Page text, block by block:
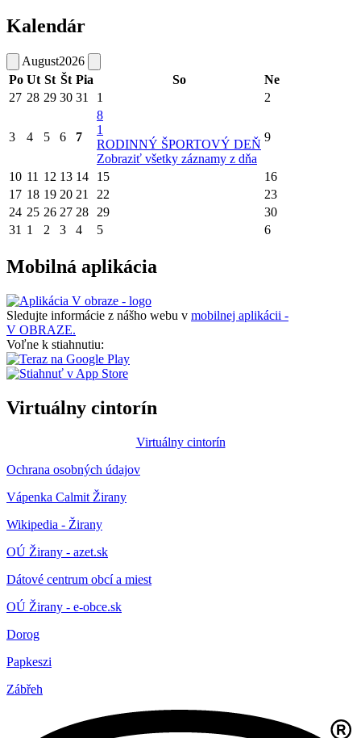
Kalendár
August2026
Po Ut St Št Pia So
Ne
27 28 29 30 31 1 2
3 4 5 6 7
8
1
RODINNÝ ŠPORTOVÝ DEŇ
Zobraziť všetky záznamy z dňa
9
10 11 12 13 14 15
16
17 18 19 20 21 22
23
24 25 26 27 28 29
30
31 1 2 3 4 5 6
Mobilná aplikácia
Sledujte informácie z nášho webu v mobilnej aplikácii -
V OBRAZE.
Voľne k stiahnutiu:
Virtuálny cintorín
Virtuálny cintorín
Ochrana osobných údajov
Vápenka Calmit Žirany
Wikipedia - Žirany
OÚ Žirany - azet.sk
Dátové centrum obcí a miest
OÚ Žirany - e-obce.sk
Dorog
Papkeszi
Zábřeh